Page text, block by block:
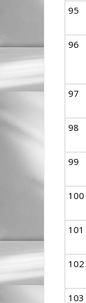
95
96
97
98
99
100
101
102
103